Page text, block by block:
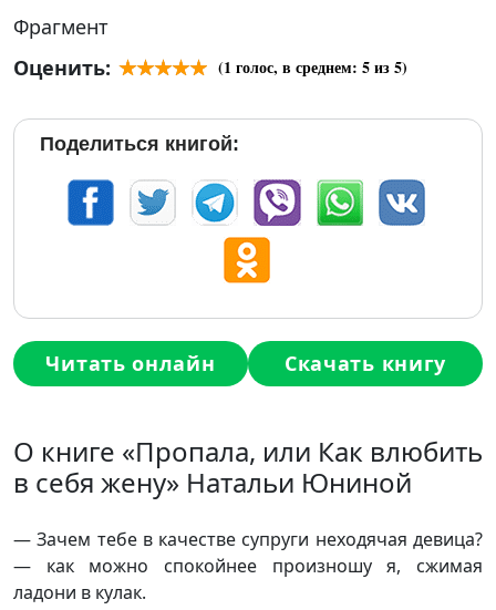
Фрагмент
Оценить:
(1 голос, в среднем: 5из 5)
Поделиться книгой:
Читать онлайн Скачать книгу
О книге «Пропала, или Как влюбить
в себя жену» Натальи Юниной
— Зачем тебе в качестве супруги неходячая девица?
— как можно спокойнее произношу я, сжимая
ладони в кулак.